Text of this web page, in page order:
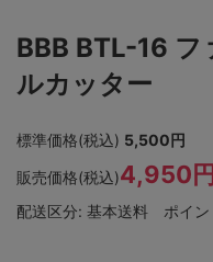
BBB BTL-16 フ
ルカッター
標準価格(税込) 5,500円
販売価格(税込)4,950円
配送区分: 基本送料 ポイン